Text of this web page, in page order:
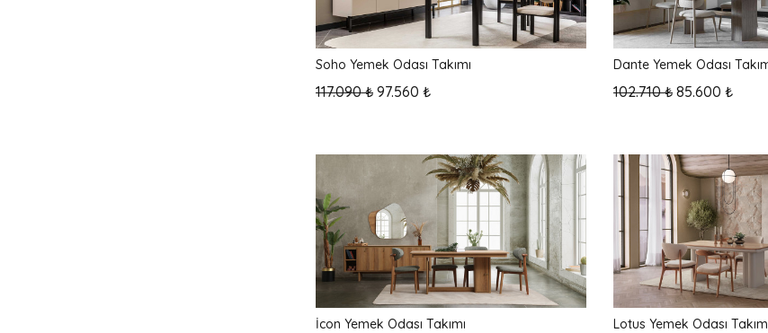
Soho Yemek Odası Takımı
117.090 ₺ 97.560 ₺
Dante Yemek Odası
102.710 ₺ 85.600 ₺
İcon Yemek Odası Takımı Lotus Yemek Odası